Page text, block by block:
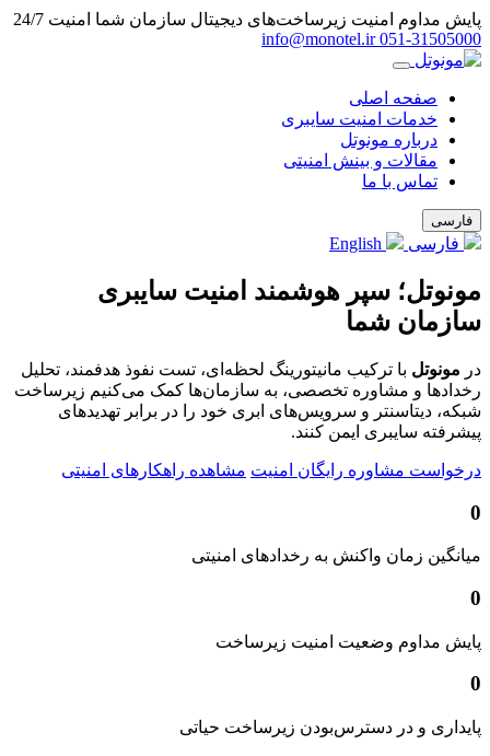
پایش مداوم امنیت زیرساخت‌های دیجیتال سازمان شما امنیت 24/7
info@monotel.ir 051‑31505000
صفحه اصلی
خدمات امنیت سایبری
درباره مونوتل
مقالات و بینش امنیتی
تماس با ما
فارسی
فارسی
مونوتل؛ سپر هوشمند امنیت سایبری
سازمان شما
در مونوتل با ترکیب مانیتورینگ لحظه‌ای، تست نفوذ هدفمند، تحلیل
رخدادها و مشاوره تخصصی، به سازمان‌ها کمک می‌کنیم زیرساخت
شبکه، دیتاسنتر و سرویس‌های ابری خود را در برابر تهدیدهای
پیشرفته سایبری ایمن کنند.
درخواست مشاوره رایگان امنیت مشاهده راهکارهای امنیتی
0
میانگین زمان واکنش به رخدادهای امنیتی
0
پایش مداوم وضعیت امنیت زیرساخت
0
پایداری و در دسترس‌بودن زیرساخت حیاتی